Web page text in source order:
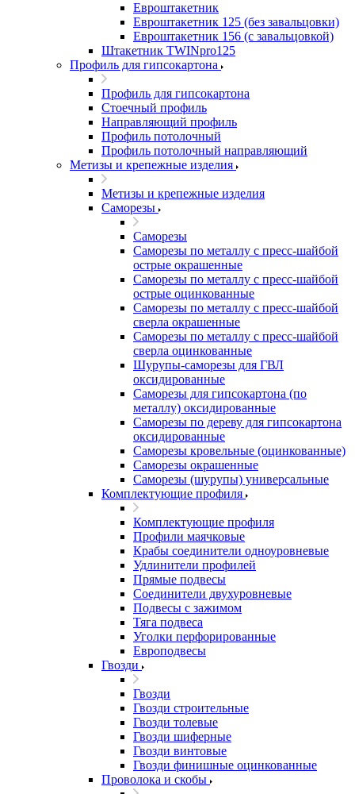
Евроштакетник
Евроштакетник 125 (без завальцовки)
Евроштакетник 156 (с завальцовкой)
Штакетник TWINpro125
Профиль для гипсокартона
Профиль для гипсокартона
Стоечный профиль
Направляющий профиль
Профиль потолочный
Профиль потолочный направляющий
Метизы и крепежные изделия
Метизы и крепежные изделия
Саморезы
Саморезы
Саморезы по металлу с пресс-шайбой
острые окрашенные
Саморезы по металлу с пресс-шайбой
острые оцинкованные
Саморезы по металлу с пресс-шайбой
сверла окрашенные
Саморезы по металлу с пресс-шайбой
сверла оцинкованные
Шурупы-саморезы для ГВЛ
оксидированные
Саморезы для гипсокартона (по
металлу) оксидированные
Саморезы по дереву для гипсокартона
оксидированные
Саморезы кровельные (оцинкованные)
Саморезы окрашенные
Саморезы (шурупы) универсальные
Комплектующие профиля
Комплектующие профиля
Профили маячковые
Крабы соединители одноуровневые
Удлинители профилей
Прямые подвесы
Соединители двухуровневые
Подвесы с зажимом
Тяга подвеса
Уголки перфорированные
Европодвесы
Гвозди
Гвозди
Гвозди строительные
Гвозди толевые
Гвозди шиферные
Гвозди винтовые
Гвозди финишные оцинкованные
Проволока и скобы